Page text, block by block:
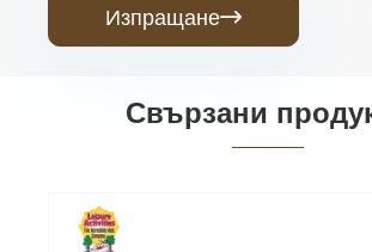
Изпращане
Свързани